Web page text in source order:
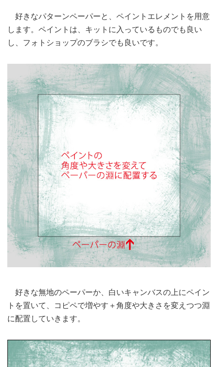
好きなパターンペーパーと、ペイントエレメントを用意
します。ペイントは、キットに入っているものでも良い
し、フォトショップのブラシでも良いです。
好きな無地のペーパーか、白いキャンバスの上にペイン
トを置いて、コピペで増やす＋角度や大きさを変えつつ淵
に配置していきます。